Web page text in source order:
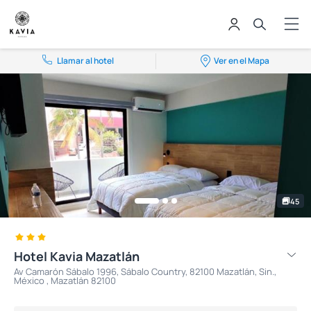
Llamar al hotel Ver en el Mapa
45
Hotel Kavia Mazatlán
Av Camarón Sábalo 1996, Sábalo Country, 82100 Mazatlán, Sin.,
México , Mazatlán 82100